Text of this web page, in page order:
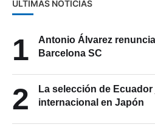
ÚLTIMAS NOTICIAS
1
Antonio Álvarez
Barcelona SC
2
La selección de
internacional en Japón